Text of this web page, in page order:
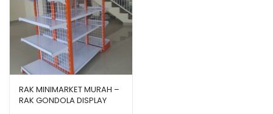
RAK MINIMARKET MURAH –
RAK GONDOLA DISPLAY